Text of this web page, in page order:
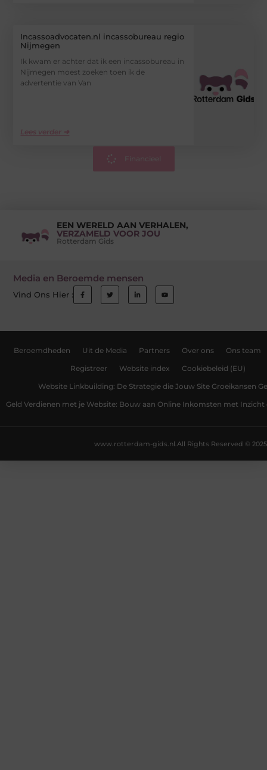
Incassoadvocaten.nl incassobureau regio
Nijmegen
Ik kwam er achter dat ik een incassobureau in
Nijmegen moest zoeken toen ik de
advertentie van Van
Lees verder ➜
Financieel
EEN WERELD AAN VERHALEN,
VERZAMELD VOOR JOU
Rotterdam Gids
Media en Beroemde mensen
Vind Ons Hier :
Beroemdheden Uit de Media Partners Over ons Ons team
Registreer Website index Cookiebeleid (EU)
Website Linkbuilding: De Strategie die Jouw Site Groeikansen
Geld Verdienen met je Website: Bouw aan Online Inkomsten met Inzicht
All Rights Reserved © 2025
www.rotterdam-gids.nl.